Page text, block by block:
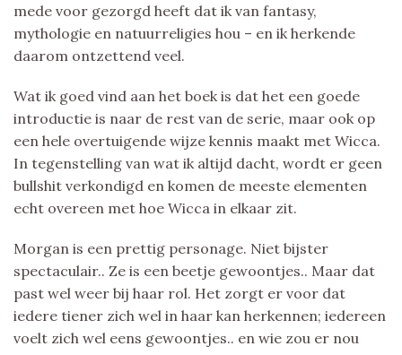
mede voor gezorgd heeft dat ik van fantasy,
mythologie en natuurreligies hou – en ik herkende
daarom ontzettend veel.
Wat ik goed vind aan het boek is dat het een goede
introductie is naar de rest van de serie, maar ook op
een hele overtuigende wijze kennis maakt met Wicca.
In tegenstelling van wat ik altijd dacht, wordt er geen
bullshit verkondigd en komen de meeste elementen
echt overeen met hoe Wicca in elkaar zit.
Morgan is een prettig personage. Niet bijster
spectaculair.. Ze is een beetje gewoontjes.. Maar dat
past wel weer bij haar rol. Het zorgt er voor dat
iedere tiener zich wel in haar kan herkennen; iedereen
voelt zich wel eens gewoontjes.. en wie zou er nou